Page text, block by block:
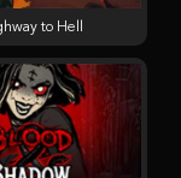
to Hell